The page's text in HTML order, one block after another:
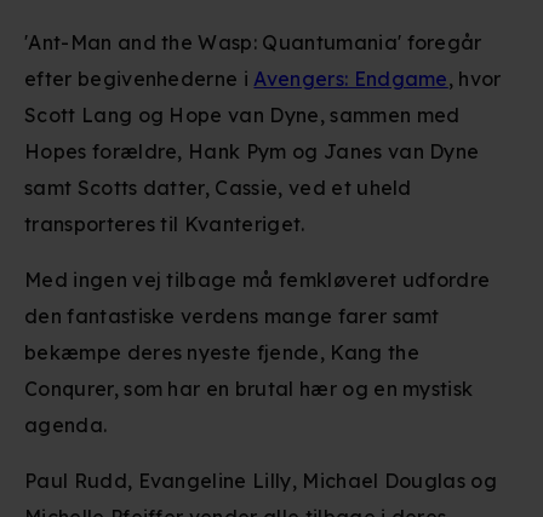
'Ant-Man and the Wasp: Quantumania' foregår
efter begivenhederne iAvengers: Endgame, hvor
Scott Lang og Hope van Dyne, sammen med
Hopes forældre, Hank Pym og Janes van Dyne
samt Scotts datter, Cassie, ved et uheld
transporteres til Kvanteriget.
Med ingen vej tilbage må femkløveret udfordre
den fantastiske verdens mange farer samt
bekæmpe deres nyeste fjende, Kang the
Conqurer, som har en brutal hær og en mystisk
agenda.
Paul Rudd, Evangeline Lilly, Michael Douglas og